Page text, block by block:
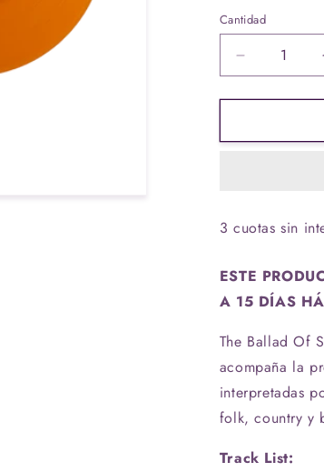
Cantidad
Cantidad
Reducir
cantidad
para
Various
Games:
Ballad
Of
Songbirds
&amp;
Snakes
(OST)
(Orange
Vinyl)
3 cuotas sin
ESTE
A 15 DÍAS
The Ballad Of
acompaña la
interpretadas
folk, country y
Track List: